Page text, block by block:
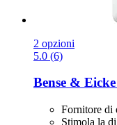
2 opzioni
5.0 (6)
Bense & Eicke
Fornitore di
Stimola la